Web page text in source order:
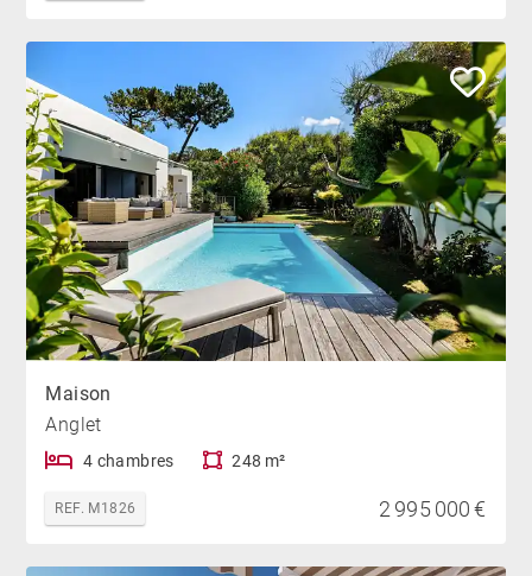
Maison
Anglet
4 chambres 248 m²
REF. M1826 2 995 000 €